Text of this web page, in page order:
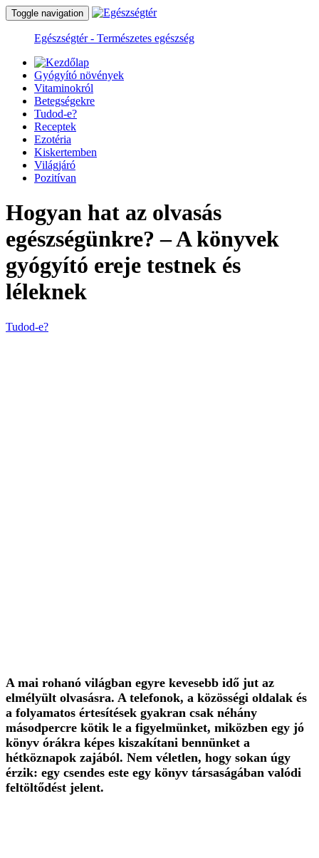
Toggle navigation
Egészségtér - Természetes egészség
Gyógyító növények
Vitaminokról
Betegségekre
Tudod-e?
Receptek
Ezotéria
Kiskertemben
Világjáró
Pozitívan
Hogyan hat az olvasás
egészségünkre? – A könyvek
gyógyító ereje testnek és
léleknek
Tudod-e?
A mai rohanó világban egyre kevesebb idő jut az
elmélyült olvasásra. A telefonok, a közösségi oldalak és
a folyamatos értesítések gyakran csak néhány
másodpercre kötik le a figyelmünket, miközben egy jó
könyv órákra képes kiszakítani bennünket a
hétköznapok zajából. Nem véletlen, hogy sokan úgy
érzik: egy csendes este egy könyv társaságában valódi
feltöltődést jelent.